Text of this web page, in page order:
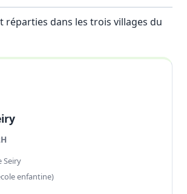
réparties dans les trois villages du
Seiry
enfantine)